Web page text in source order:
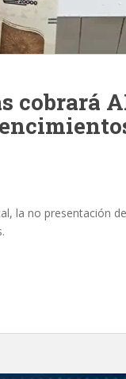
cobrará
la no presentación